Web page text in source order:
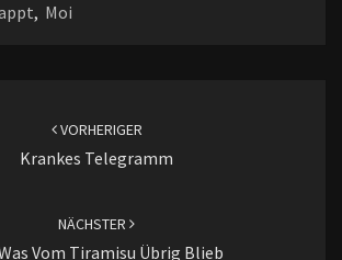
, Moi
VORHERIGER
Krankes Telegramm
NÄCHSTER
Vom Tiramisu Übrig Blieb